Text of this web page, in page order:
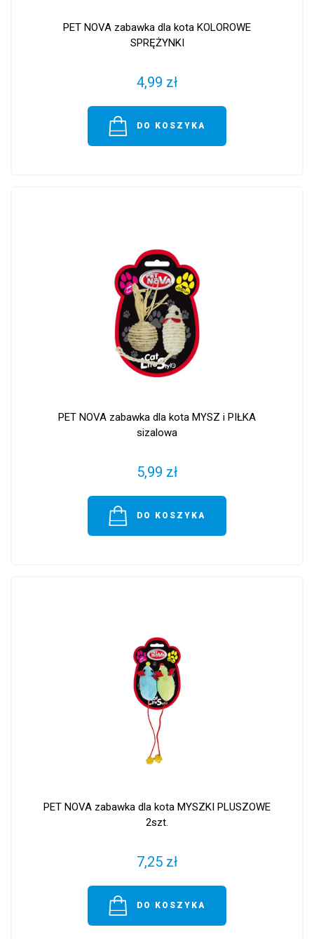
PET NOVA zabawka dla kota KOLOROWE
SPRĘŻYNKI
4,99 zł
DO KOSZYKA
PET NOVA zabawka dla kota MYSZ i PIŁKA
sizalowa
5,99 zł
DO KOSZYKA
PET NOVA zabawka dla kota MYSZKI PLUSZOWE
2szt.
7,25 zł
DO KOSZYKA